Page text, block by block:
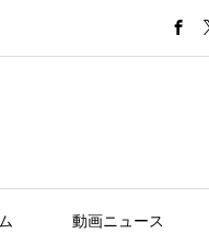
動画ニュース